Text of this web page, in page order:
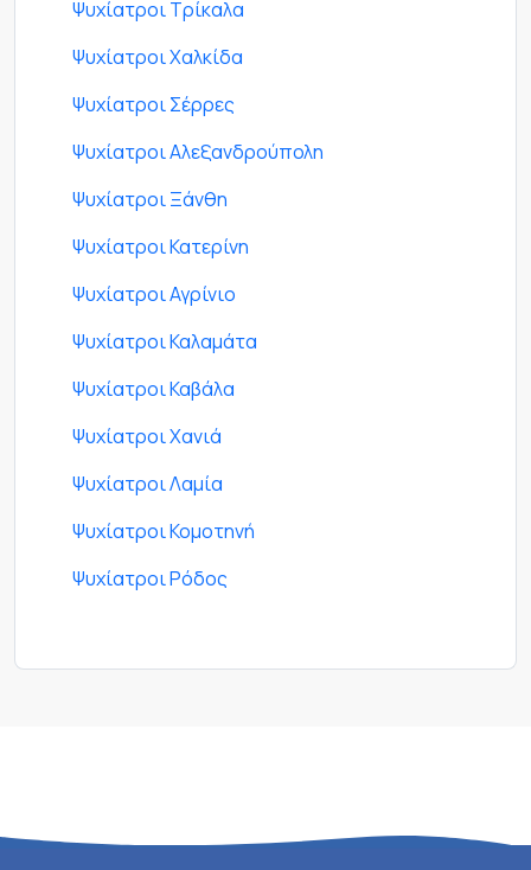
Ψυχίατροι Τρίκαλα
Ψυχίατροι Χαλκίδα
Ψυχίατροι Σέρρες
Ψυχίατροι Αλεξανδρούπολη
Ψυχίατροι Ξάνθη
Ψυχίατροι Κατερίνη
Ψυχίατροι Αγρίνιο
Ψυχίατροι Καλαμάτα
Ψυχίατροι Καβάλα
Ψυχίατροι Χανιά
Ψυχίατροι Λαμία
Ψυχίατροι Κομοτηνή
Ψυχίατροι Ρόδος